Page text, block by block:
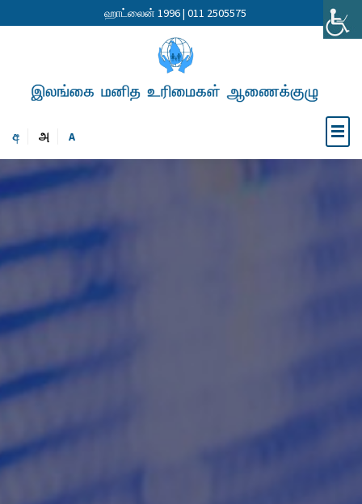
ஹாட்லைன் 1996 | 011 2505575
අ அ A